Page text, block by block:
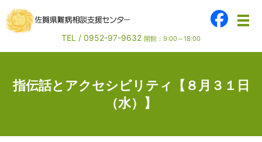
メ
TEL / 0952-97-9632 開館：9:00～18:00
指伝話とアクセシビリティ【８月３１日
（水）】